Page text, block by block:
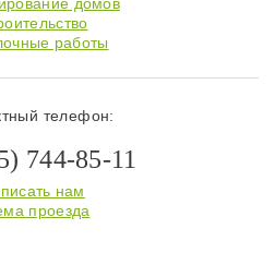
работы
телефон:
744-85-11
нам
проезда